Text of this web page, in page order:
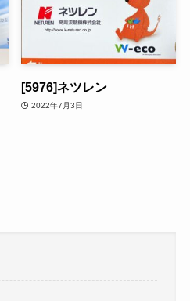
[5976]ネツレン
2022年7月3日